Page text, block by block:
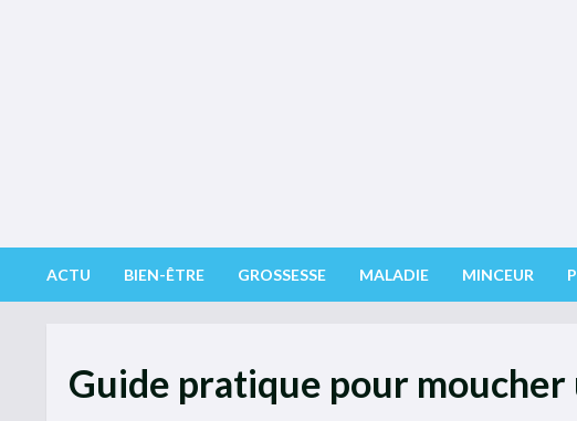
ACTU BIEN-ÊTRE GROSSESSE MALADIE MINCEUR
Guide pratique pour moucher